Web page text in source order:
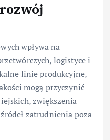
wpływa na
logistyce i
linie produkcyjne,
mogą przyczynić
zwiększenia
zatrudnienia poza